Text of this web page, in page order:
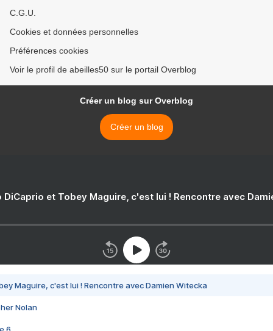
C.G.U.
Cookies et données personnelles
Préférences cookies
Voir le profil de abeilles50 sur le portail Overblog
Créer un blog sur Overblog
Créer un blog
DiCaprio et Tobey Maguire, c'est lui ! Rencontre avec
Maguire, c'est lui ! Rencontre avec Damien Witecka
Nolan